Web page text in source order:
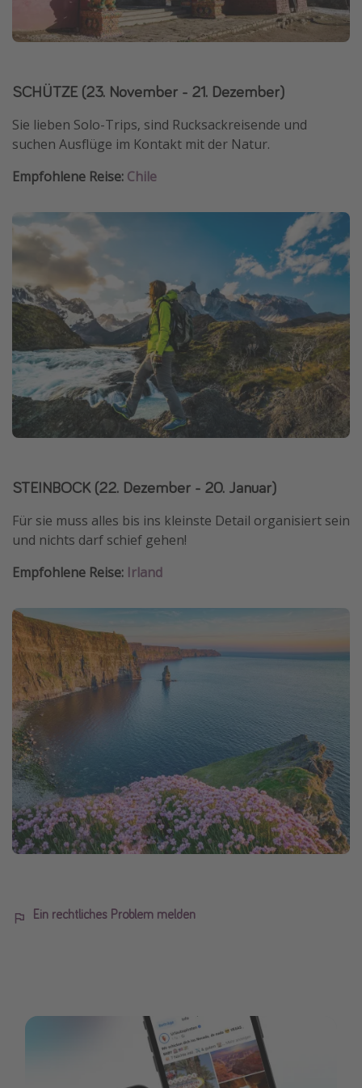
SCHÜTZE (23. November - 21. Dezember)
Sie lieben Solo-Trips, sind Rucksackreisende und
suchen Ausflüge im Kontakt mit der Natur.
Empfohlene Reise: Chile
STEINBOCK (22. Dezember - 20. Januar)
Für sie muss alles bis ins kleinste Detail organisiert sein
und nichts darf schief gehen!
Empfohlene Reise: Irland
Ein rechtliches Problem melden